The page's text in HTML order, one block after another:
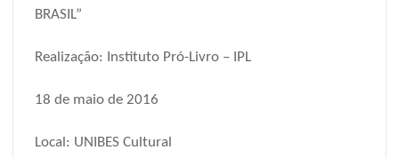
BRASIL”
Realização: Instituto Pró-Livro – IPL
18 de maio de 2016
Local: UNIBES Cultural